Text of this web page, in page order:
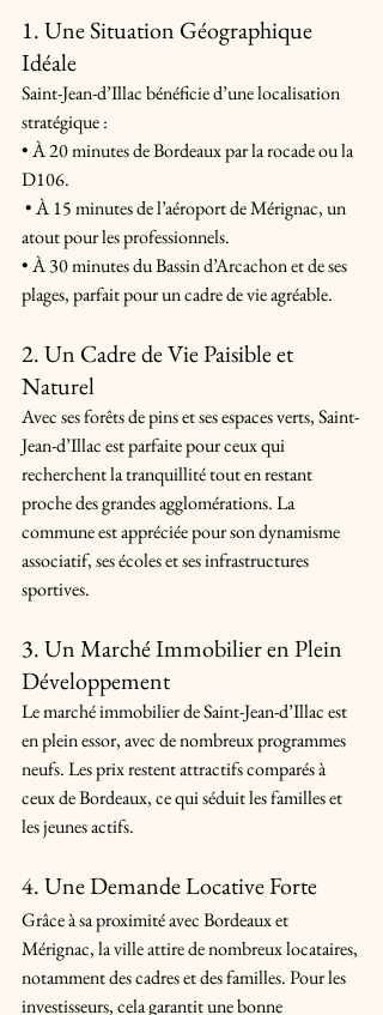
1. Une Situation Géographique
Idéale
Saint-Jean-d’Illac bénéficie d’une localisation
stratégique :
• À 20 minutes de Bordeaux par la rocade ou la
D106.
atout pour les professionnels.
• À 30 minutes du Bassin d’Arcachon et de ses
plages, parfait pour un cadre de vie agréable.
2. Un Cadre de Vie Paisible et
Naturel
Avec ses forêts de pins et ses espaces verts, Saint-
Jean-d’Illac est parfaite pour ceux qui
recherchent la tranquillité tout en restant
proche des grandes agglomérations. La
commune est appréciée pour son dynamisme
associatif, ses écoles et ses infrastructures
sportives.
3. Un Marché Immobilier en Plein
Développement
Le marché immobilier de Saint-Jean-d’Illac est
en plein essor, avec de nombreux programmes
neufs. Les prix restent attractifs comparés à
ceux de Bordeaux, ce qui séduit les familles et
les jeunes actifs.
4. Une Demande Locative Forte
Grâce à sa proximité avec Bordeaux et
Mérignac, la ville attire de nombreux locataires,
notamment des cadres et des familles. Pour les
investisseurs, cela garantit une bonne